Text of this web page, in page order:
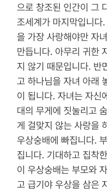
으로 창조된 인간이 그
조세계가 마지막입니다
을 가장 사랑해야만 자
만듭니다. 아무리 귀한
지 않기 때문입니다. 반
고 하나님을 자녀 아래
이 됩니다. 자녀는 자신
대의 무게에 짓눌리고
게 걸맞지 않는 사랑을
우상숭배에 빠집니다.
집니다. 기대하고 집착
이 우상숭배는 부모와
고 급기야 우상을 삼은